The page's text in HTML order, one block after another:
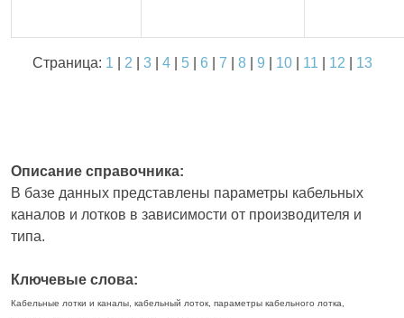
Страница: 1 2 3| 4| 5| 6 7 8| 9 10| 11 12 13
Описание справочника:
В базе данных представлены параметры кабельных
каналов и лотков в зависимости от производителя и
типа.
Ключевые слова:
Кабельные лотки и каналы, кабельный лоток, параметры кабельного лотка,